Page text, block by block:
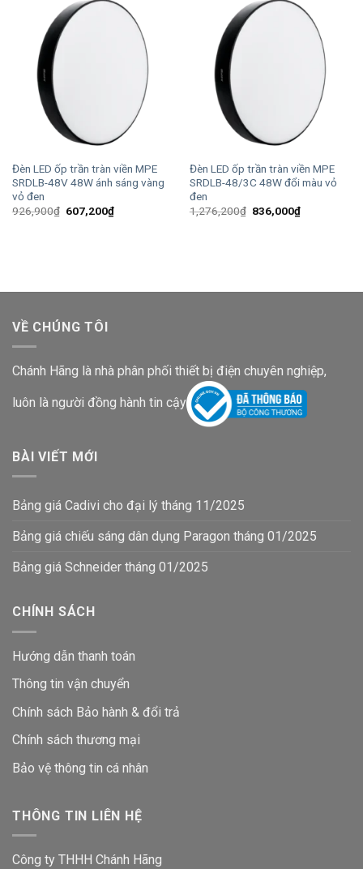
Đèn LED ốp trần tràn viền MPE
SRDLB-48V 48W ánh sáng vàng
vỏ đen
926,900₫ Giá
607,200₫Giá
hiện
Đèn LED ốp trần tràn viền MPE
SRDLB-48/3C 48W đổi màu vỏ
đen
1,276,200₫ Giá
836,000₫Giá
hiện
VỀ CHÚNG TÔI
Chánh Hãng là nhà phân phối thiết bị điện chuyên nghiệp,
luôn là người đồng hành tin cậy
BÀI VIẾT MỚI
Bảng giá Cadivi cho đại lý tháng 11/2025
Bảng giá chiếu sáng dân dụng Paragon tháng 01/2025
Bảng giá Schneider tháng 01/2025
CHÍNH SÁCH
Hướng dẫn thanh toán
Thông tin vận chuyển
Chính sách Bảo hành & đổi trả
Chính sách thương mại
Bảo vệ thông tin cá nhân
THÔNG TIN LIÊN HỆ
Công ty THHH Chánh Hãng